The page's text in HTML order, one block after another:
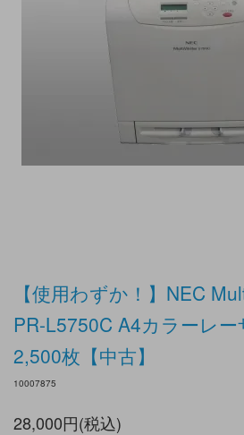
【使用わずか！】NEC
PR-L5750C A4カラーレ
2,500枚【中古】
10007875
28,000円(税込)